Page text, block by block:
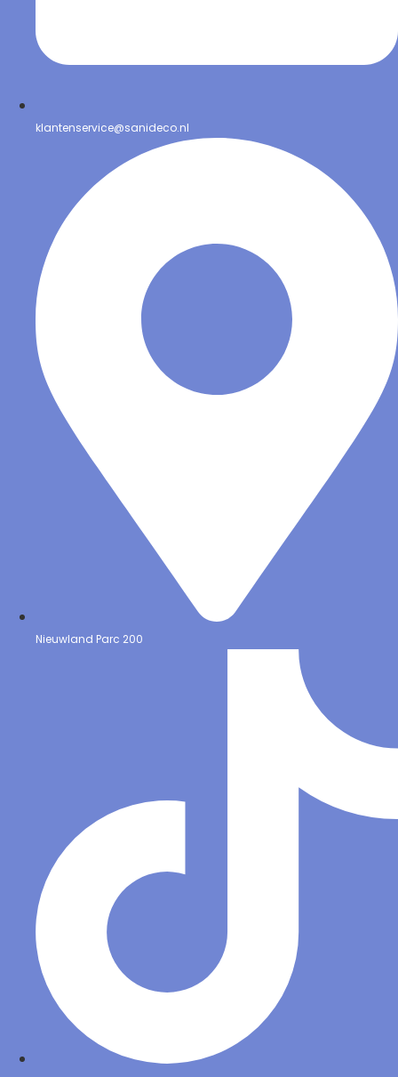
klantenservice@sanideco.nl
Nieuwland Parc 200